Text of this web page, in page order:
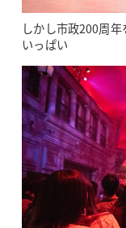
しかし市政200周
いっぱい